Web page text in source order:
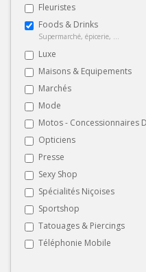
Fleuristes
Foods & Drinks
Supermarché, épicerie, ...
Luxe
Maisons & Equipements
Marchés
Mode
Motos - Concessionnaires
Opticiens
Presse
Sexy Shop
Spécialités Niçoises
Sportshop
Tatouages & Piercings
Téléphonie Mobile